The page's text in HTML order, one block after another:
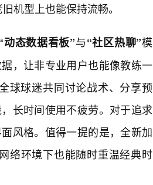
机型上也能保持流畅。
动态数据看板”与“社区热聊”模
，让非专业用户也能像教练一
球球迷共同讨论战术、分享预
长时间使用不疲劳。对于追求
风格。值得一提的是，全新加
络环境下也能随时重温经典时